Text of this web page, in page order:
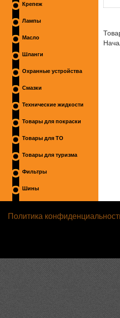
Крепеж
Лампы
Масло
Шланги
Охранные устройства
Смазки
Технические жидкости
Товары для покраски
Товары для ТО
Товары для туризма
Фильтры
Шины
Политика